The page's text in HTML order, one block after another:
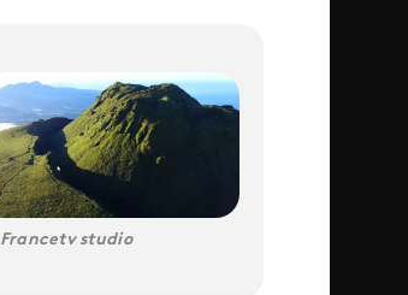
Francetv studio